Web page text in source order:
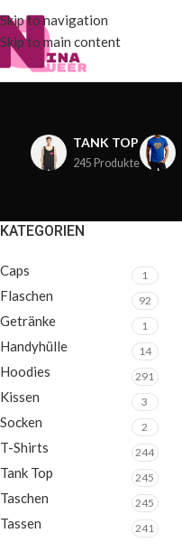
Skip to navigation
Skip to main content
TANK TOP
245 Produkte
KATEGORIEN
Caps 1
Flaschen 92
Getränke 1
Handyhülle 14
Hoodies 291
Kissen 3
Socken 2
T-Shirts 244
Tank Top 245
Taschen 245
Tassen 241